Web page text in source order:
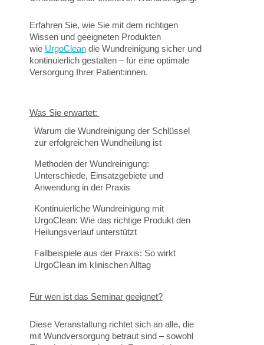
Erfahren Sie, wie Sie mit dem richtigen
Wissen und geeigneten Produkten
wie UrgoCleandie Wundreinigung sicher und
kontinuierlich gestalten – für eine optimale
Versorgung Ihrer Patient:innen.
Was Sie erwartet:
Warum die Wundreinigung der Schlüssel
zur erfolgreichen Wundheilung ist
Methoden der Wundreinigung:
Unterschiede, Einsatzgebiete und
Anwendung in der Praxis
Kontinuierliche Wundreinigung mit
UrgoClean: Wie das richtige Produkt den
Heilungsverlauf unterstützt
Fallbeispiele aus der Praxis: So wirkt
UrgoClean im klinischen Alltag
Für wen ist das Seminar geeignet?
Diese Veranstaltung richtet sich an alle, die
mit Wundversorgung betraut sind – sowohl